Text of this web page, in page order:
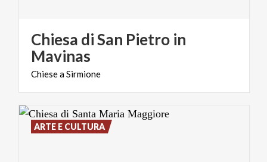
Chiesa di San Pietro in
Mavinas
ChieseaSirmione
ARTE E CULTURA